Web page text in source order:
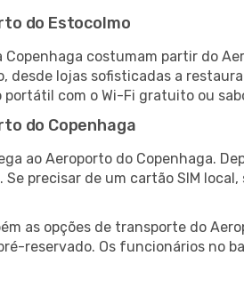
do Estocolmo
Copenhaga costumam partir do
desde lojas sofisticadas a
com o Wi-Fi gratuito ou
do Copenhaga
ao Aeroporto do Copenhaga.
precisar de um cartão SIM
as opções de transporte do
reservado. Os funcionários no